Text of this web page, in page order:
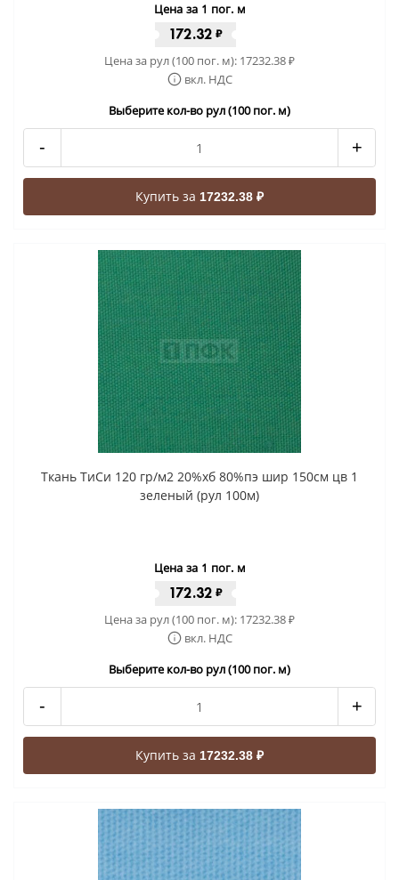
Цена за 1 пог. м
172.32 ₽
Цена за рул (100 пог. м): 17232.38₽
вкл. НДС
Выберите кол-во рул (100 пог. м)
- +
Купить за 17232.38 ₽
Ткань ТиСи 120 гр/м2 20%хб 80%пэ шир 150см цв 1
зеленый (рул 100м)
Цена за 1 пог. м
172.32 ₽
Цена за рул (100 пог. м): 17232.38₽
вкл. НДС
Выберите кол-во рул (100 пог. м)
- +
Купить за 17232.38 ₽